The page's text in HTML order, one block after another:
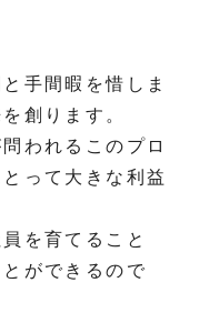
手間暇を惜しま
創ります。
われるこのプロ
って大きな利益
を育てること
ができるので